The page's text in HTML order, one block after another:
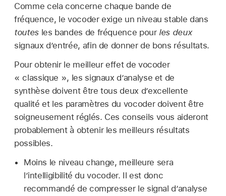
Comme cela concerne chaque bande de
fréquence, le vocoder exige un niveau stable dans
toutesles bandes de fréquence pour les deux
signaux d’entrée, afin de donner de bons résultats.
Pour obtenir le meilleur effet de vocoder
« classique », les signaux d’analyse et de
synthèse doivent être tous deux d’excellente
qualité et les paramètres du vocoder doivent être
soigneusement réglés. Ces conseils vous aideront
probablement à obtenir les meilleurs résultats
possibles.
Moins le niveau change, meilleure sera
l’intelligibilité du vocoder. Il est donc
recommandé de compresser le signal d’analyse